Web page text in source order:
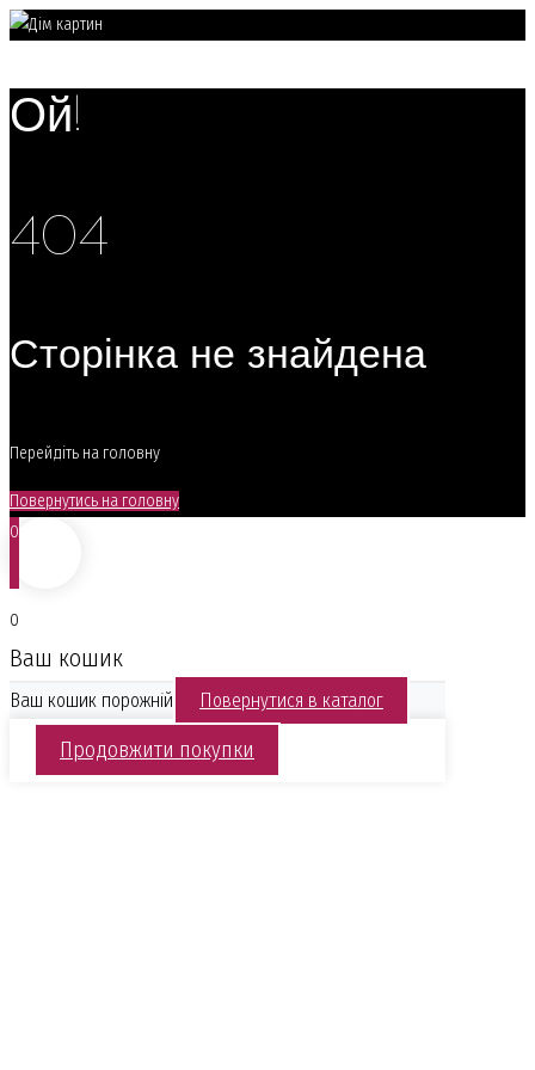
Ой!
404
Сторінка не знайдена
Перейдіть на головну
Повернутись на головну
0
0
Ваш кошик
Ваш кошик порожній Повернутися в каталог
Продовжити покупки